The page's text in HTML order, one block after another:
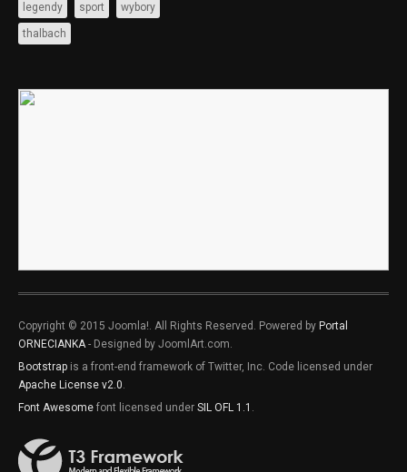
legendy sport wybory
thalbach
Copyright © 2015 Joomla!. All Rights Reserved. Powered by Portal
ORNECIANKA- Designed by JoomlArt.com.
Bootstrap is a front-end framework of Twitter, Inc. Code licensed under
Apache License v2.0.
Font Awesome font licensed under SIL OFL 1.1 .